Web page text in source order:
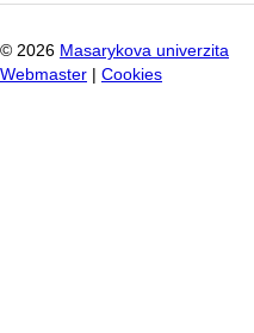
© 2026 Masarykova univerzita
Webmaster
Cookies